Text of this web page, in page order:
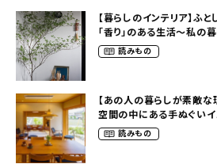
【暮らしのインテリア】ふ
「香り」のある生活〜私の
の（1214marronさん）
読みもの
【あの人の暮らしが素敵な
空間の中にある手ぬぐい
らし（hiraya2015さん）
読みもの